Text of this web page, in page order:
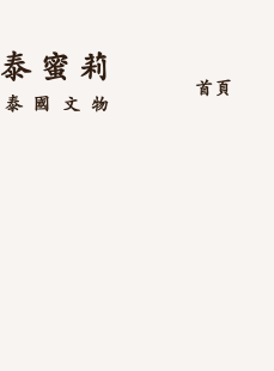
泰 蜜 莉
文物
泰國
首頁